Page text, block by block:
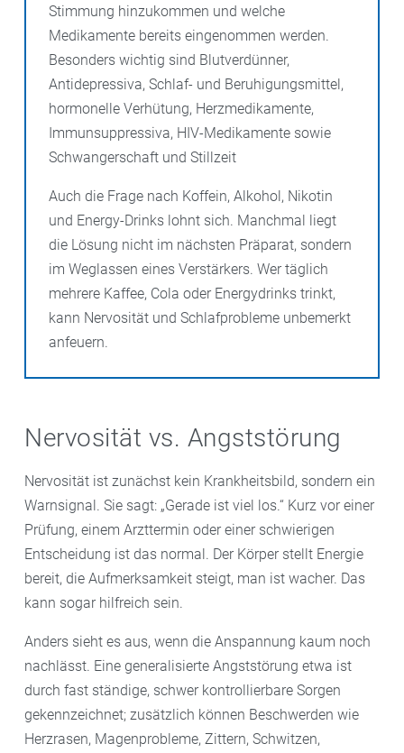
Stimmung hinzukommen und welche
Medikamente bereits eingenommen werden.
Besonders wichtig sind Blutverdünner,
Antidepressiva, Schlaf- und Beruhigungsmittel,
hormonelle Verhütung, Herzmedikamente,
Immunsuppressiva, HIV-Medikamente sowie
Schwangerschaft und Stillzeit
Auch die Frage nach Koffein, Alkohol, Nikotin
und Energy-Drinks lohnt sich. Manchmal liegt
die Lösung nicht im nächsten Präparat, sondern
im Weglassen eines Verstärkers. Wer täglich
mehrere Kaffee, Cola oder Energydrinks trinkt,
kann Nervosität und Schlafprobleme unbemerkt
anfeuern.
Nervosität vs. Angststörung
Nervosität ist zunächst kein Krankheitsbild, sondern ein
Warnsignal. Sie sagt: „Gerade ist viel los.“ Kurz vor einer
Prüfung, einem Arzttermin oder einer schwierigen
Entscheidung ist das normal. Der Körper stellt Energie
bereit, die Aufmerksamkeit steigt, man ist wacher. Das
kann sogar hilfreich sein.
Anders sieht es aus, wenn die Anspannung kaum noch
nachlässt. Eine generalisierte Angststörung etwa ist
durch fast ständige, schwer kontrollierbare Sorgen
gekennzeichnet; zusätzlich können Beschwerden wie
Herzrasen, Magenprobleme, Zittern, Schwitzen,